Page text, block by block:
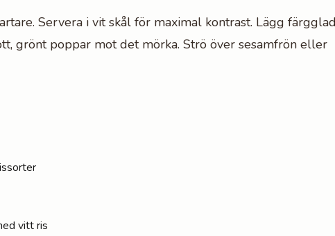
Servera i vit skål för maximal kontrast. Lägg
grönt poppar mot det mörka. Strö över sesamfrön eller
vitt ris